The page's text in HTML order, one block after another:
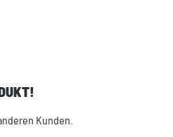
0 von 5 Sternen
Kunden.